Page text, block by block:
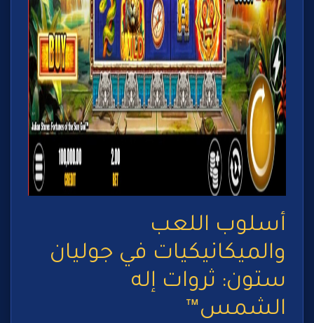
أسلوب اللعب
والميكانيكيات في جوليان
ستون: ثروات إله
الشمس™